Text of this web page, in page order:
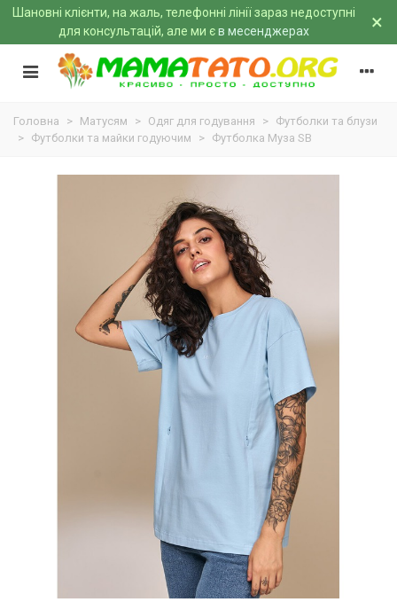
Шановні клієнти, на жаль, телефонні лінії зараз недоступні
для консультацій, але ми єв месенджерах ×
Головна > Матусям > Одяг для годування > Футболки та блузи
> Футболки та майки годуючим > Футболка Муза SB